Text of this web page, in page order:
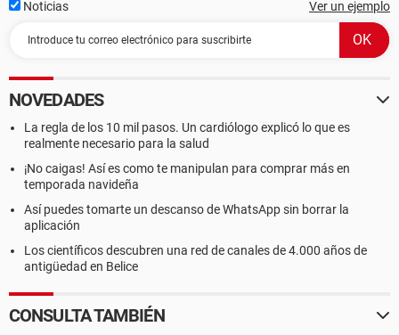
Noticias Ver un ejemplo
NOVEDADES
La regla de los 10 mil pasos. Un cardiólogo explicó lo que es
realmente necesario para la salud
¡No caigas! Así es como te manipulan para comprar más en
temporada navideña
Así puedes tomarte un descanso de WhatsApp sin borrar la
aplicación
Los científicos descubren una red de canales de 4.000 años de
antigüedad en Belice
CONSULTA TAMBIÉN